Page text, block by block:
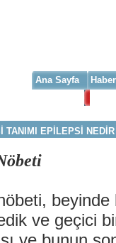
Ana Sayfa Haber
TANIMI EPİLEPSİ NEDİR
ve geçici